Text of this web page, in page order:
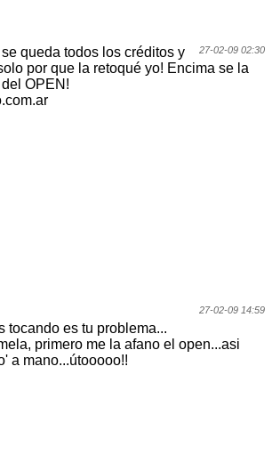
27-02-09 02:30
queda todos los créditos y
por que la retoqué yo! Encima se la
OPEN!
27-02-09 14:59
tocando es tu problema...
primero me la afano el open...asi
a mano...útooooo!!